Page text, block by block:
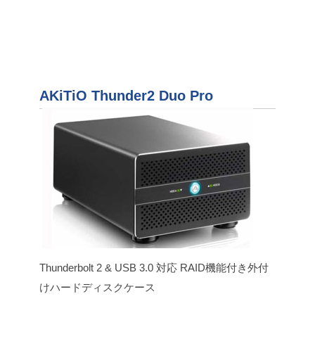
AKiTiO Thunder2 Duo Pro
Thunderbolt 2 & USB 3.0 対応 RAID機能付き外付
けハードディスクケース